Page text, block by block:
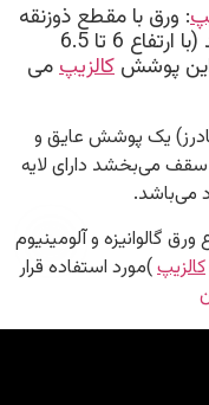
: ورق با مقطع ذوزنقه
گام کوتاه ورق با مقطع ذوزنقه گام بلند (با ارتفاع 6 تا 6.5
پوشش کالزیپمی
یک پوشش عایق و
می‌بخشد دارای لایه
می‌باشد.
ورق گالوانیزه و آلومینیوم
کالزیپ)مورد استفاده قرار